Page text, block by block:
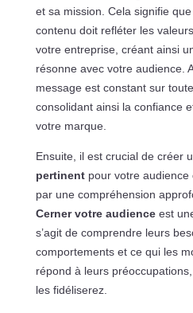
et sa mission. Cela signifie
contenu doit refléter les
votre entreprise, créant ainsi
résonne avec votre audience.
message est constant sur
consolidant ainsi la confiance
votre marque.
Ensuite, il est crucial de créer
pertinentpour votre audience
par une compréhension
Cerner votre audienceest
s’agit de comprendre leurs
comportements et ce qui les
répond à leurs
les fidéliserez.